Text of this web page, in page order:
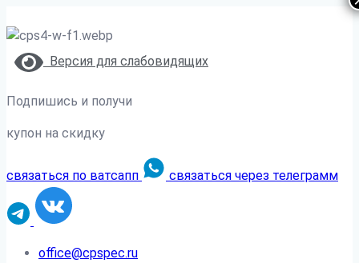
Версия для слабовидящих
Подпишись и получи
купон на скидку
связаться по ватсапп связаться через телеграмм
office@cpspec.ru